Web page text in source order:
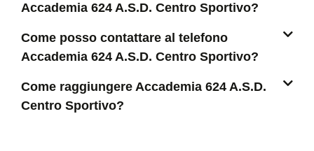
Accademia 624 A.S.D. Centro Sportivo?
Come posso contattare al telefono
Accademia 624 A.S.D. Centro Sportivo?
Come raggiungere Accademia 624 A.S.D.
Centro Sportivo?